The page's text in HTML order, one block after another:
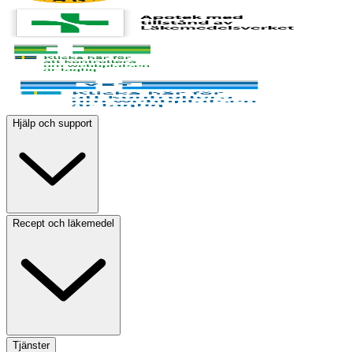
Hjälp och support
Recept och läkemedel
Tjänster